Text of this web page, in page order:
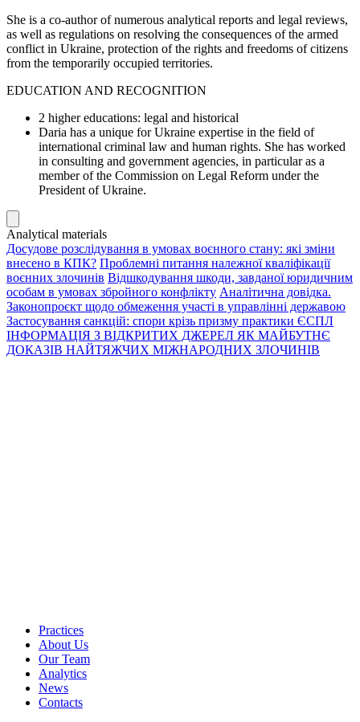
She is a co-author of numerous analytical reports and legal reviews,
as well as regulations on resolving the consequences of the armed
conflict in Ukraine, protection of the rights and freedoms of citizens
from the temporarily occupied territories.
EDUCATION AND RECOGNITION
2 higher educations: legal and historical
Daria has a unique for Ukraine expertise in the field of
international criminal law and human rights. She has worked
in consulting and government agencies, in particular as a
member of the Commission on Legal Reform under the
President of Ukraine.
Analytical materials
Досудове розслідування в умовах воєнного стану: які зміни
внесено в КПК? Проблемні питання належної кваліфікації
воєнних злочинів Відшкодування шкоди, завданої юридичним
особам в умовах збройного конфлікту Аналітична довідка.
Законопроєкт щодо обмеження участі в управлінні державою
Застосування санкцій: спори крізь призму практики ЄСПЛ
ІНФОРМАЦІЯ З ВІДКРИТИХ ДЖЕРЕЛ ЯК МАЙБУТНЄ
ДОКАЗІВ НАЙТЯЖЧИХ МІЖНАРОДНИХ ЗЛОЧИНІВ
Practices
About Us
Our Team
Analytics
News
Contacts